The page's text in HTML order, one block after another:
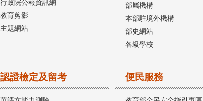
行政院公報資訊網
教育剪影
主題網站
部屬機構
本部駐境外機構
部史網站
各級學校
認證檢定及留考 便民服務